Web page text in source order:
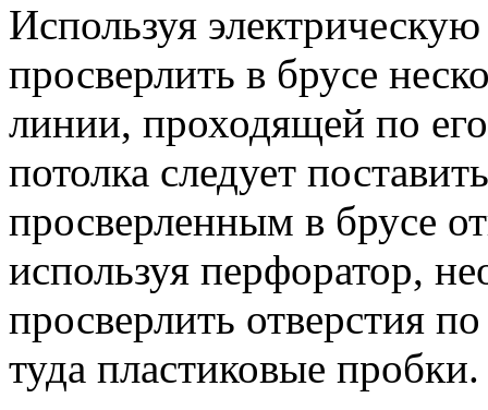
Используя
просверлить в брусе
линии, проходящей по
потолка следует
просверленным в брусе
используя перфоратор,
просверлить отверстия
туда пластиковые пробки.